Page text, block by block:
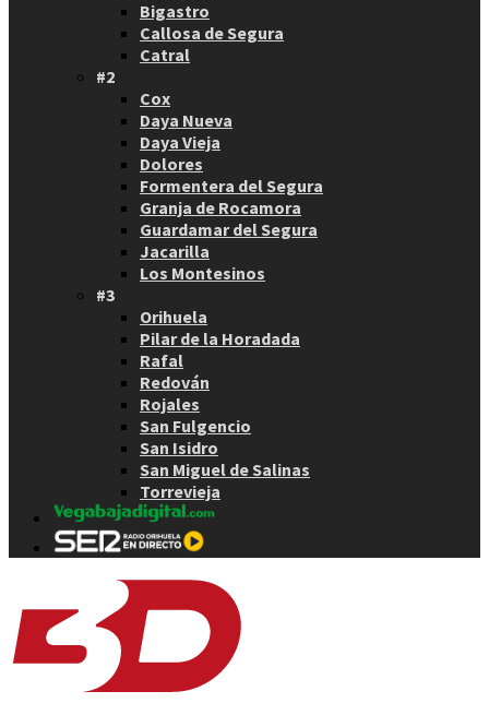
Bigastro
Callosa de Segura
Catral
#2
Cox
Daya Nueva
Daya Vieja
Dolores
Formentera del Segura
Granja de Rocamora
Guardamar del Segura
Jacarilla
Los Montesinos
#3
Orihuela
Pilar de la Horadada
Rafal
Redován
Rojales
San Fulgencio
San Isidro
San Miguel de Salinas
Torrevieja